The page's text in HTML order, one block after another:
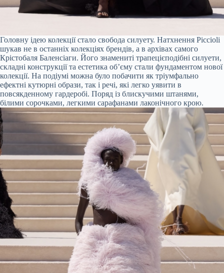
Головну ідею колекції стало свобода силуету. Натхнення Piccioli
шукав не в останніх колекціях брендів, а в архівах самого
Крістобаля Баленсіаги. Його знамениті трапецієподібні силуети,
складні конструкції та естетика об’єму стали фундаментом нової
колекції. На подіумі можна було побачити як тріумфально
ефектні кутюрні образи, так і речі, які легко уявити в
повсякденному гардеробі. Поряд із блискучими штанями,
білими сорочками, легкими сарафанами лаконічного крою.